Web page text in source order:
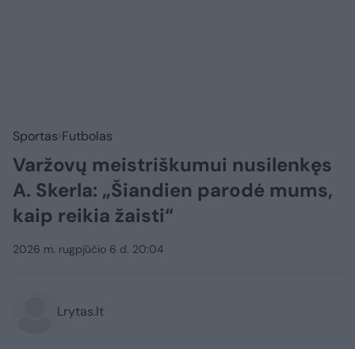
Sportas Futbolas
Varžovų meistriškumui nusilenkęs
A. Skerla: „Šiandien parodė mums,
kaip reikia žaisti“
2026 m. rugpjūčio 6 d. 20:04
Lrytas.lt